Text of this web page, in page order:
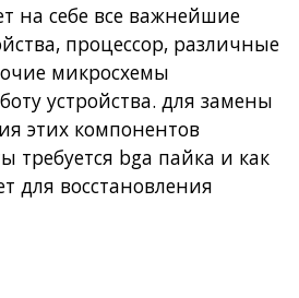
на себе все важнейшие
процессор, различные
микросхемы
устройства. для замены
этих компонентов
требуется bga пайка и как
для восстановления